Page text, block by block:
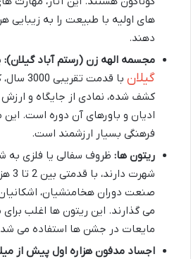
های اولیه با طبیعت را به زیبایی
دهند.
مجسمه الهه زن (رستم آباد گیلان):
گیلان
با قدمت
کشف شده، نمادی از جایگاه و ارزش
ادیان و باورهای آن دوره است.
فرهنگی بسیار ارزشمند است.
ریتون ها: ظروف سفالی یا فلزی به
صنعت دوران هخامنشیان،
می گذارند. این ریتون ها اغلب
مایعات در جشن ها استفاده می
اجساد مدفون هزاره اول پیش از